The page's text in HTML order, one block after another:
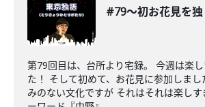
#79〜初お花見を
第79回目は、台所より宅録。 今週は楽
た！ そして初めて、お花見に参加しま
みのない文化ですが それはそれは楽し